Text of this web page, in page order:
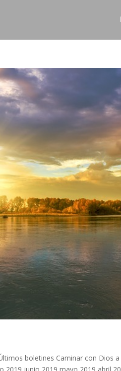
boletines Caminar con Dios